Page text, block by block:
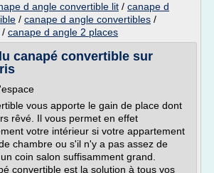
d angle convertible lit / canape d
/ canape d angle convertibles /
/ canape d angle 2 places
canapé convertible sur
vous apporte le gain de place dont
rêvé. Il vous permet en effet
votre intérieur si votre appartement
chambre ou s'il n'y a pas assez de
coin salon suffisamment grand.
convertible est la solution à tous vos